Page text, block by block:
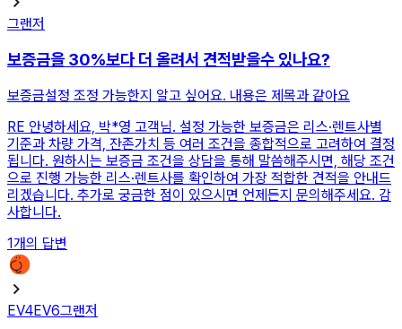
그랜저
보증금을 30%보다 더 올려서 견적받을수 있나요?
보증금설정 조정 가능한지 알고 싶어요. 내용은 제목과 같아요
RE 안녕하세요, 박*영 고객님. 설정 가능한 보증금은 리스·렌트사별
기준과 차량 가격, 잔존가치 등 여러 조건을 종합적으로 고려하여 결정
됩니다. 원하시는 보증금 조건을 상담을 통해 말씀해주시면, 해당 조건
으로 진행 가능한 리스·렌트사를 확인하여 가장 적합한 견적을 안내드
리겠습니다. 추가로 궁금한 점이 있으시면 언제든지 문의해주세요. 감
사합니다.
1개의 답변
EV4EV6그랜저